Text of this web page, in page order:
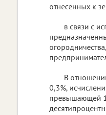
отнесенных к
в связи с
В
0,3%,
превышающей